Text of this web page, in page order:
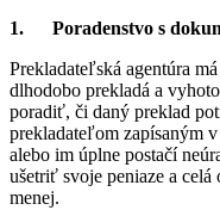
1.
Poradenstvo s
Prekladateľská agentúra
dlhodobo prekladá a
poradiť, či daný preklad
prekladateľom zapísaným
alebo im úplne postačí
ušetriť svoje peniaze a
menej.